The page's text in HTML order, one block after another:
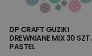
DP CRAFT GUZIKI
DREWNIANE MIX 30 SZT.
PASTEL